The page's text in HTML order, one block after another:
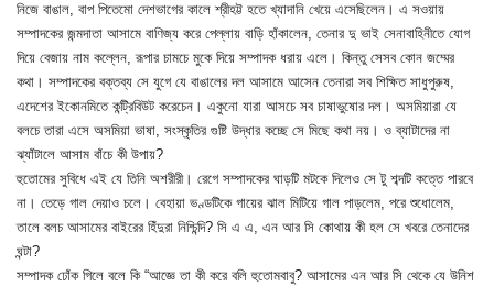
নিজে বাঙাল, বাপ পিতেমো দেশভাগের কালে শ্রীহট্ট হতে খ্যাদানি খেয়ে এসেছিলেন। এ সওয়ায়
সম্পাদকের জন্মদাতা আসামে বাণিজ্য করে পেল্লায় বাড়ি হাঁকালেন, তেনার দু ভাই সেনাবাহিনীতে যোগ
দিয়ে বেজায় নাম কল্লেন, রূপার চামচে মুকে দিয়ে সম্পাদক ধরায় এলে। কিন্তু সেসব কোন জম্মের
কথা। সম্পাদকের বক্তব্য সে যুগে যে বাঙালের দল আসামে আসেন তেনারা সব শিক্ষিত সাধুপুরুষ,
এদেশের ইকোনমিতে কন্ট্রিবিউট করেচেন। একুনো যারা আসচে সব চাষাভুষোর দল। অসমিয়ারা যে
বলচে তারা এসে অসমিয়া ভাষা, সংস্কৃতির গুষ্টি উদ্ধার কচ্ছে সে মিছে কথা নয়। ও ব্যাটাদের না
ঝ্যাঁটালে আসাম বাঁচে কী উপায়?
হুতোমের সুবিধে এই যে তিনি অশরীরী। রেগে সম্পাদকের ঘাড়টি মটকে দিলেও সে টু শব্দটি কত্তে পারবে
না। তেড়ে গাল দেয়াও চলে। বেহায়া ভণ্ডটিকে গায়ের ঝাল মিটিয়ে গাল পাড়লেম, পরে শুধোলেম,
তালে বলচ আসামের বাইরের হিঁদুরা নিশ্চিন্দি? সি এ এ, এন আর সি কোথায় কী হল সে খবরে তেনাদের
ঘন্টা?
সম্পাদক ঢোঁক গিলে বলে কি “আজ্ঞে তা কী করে বলি হুতোমবাবু? আসামের এন আর সি থেকে যে উনিশ